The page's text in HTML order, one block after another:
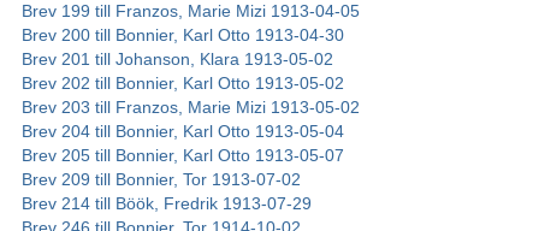
Brev 199 till Franzos, Marie Mizi 1913-04-05
Brev 200 till Bonnier, Karl Otto 1913-04-30
Brev 201 till Johanson, Klara 1913-05-02
Brev 202 till Bonnier, Karl Otto 1913-05-02
Brev 203 till Franzos, Marie Mizi 1913-05-02
Brev 204 till Bonnier, Karl Otto 1913-05-04
Brev 205 till Bonnier, Karl Otto 1913-05-07
Brev 209 till Bonnier, Tor 1913-07-02
Brev 214 till Böök, Fredrik 1913-07-29